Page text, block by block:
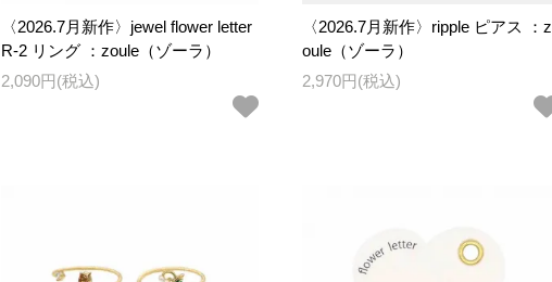
〈2026.7月新作〉jewel flower letter
R-2 リング ：zoule（ゾーラ）
2,090円(税込)
〈2026.7月新作〉ripple ピアス ：z
oule（ゾーラ）
2,970円(税込)